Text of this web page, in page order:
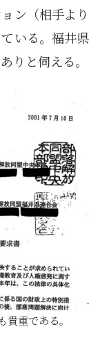
ン（相手より
いる。福井県
りと伺える。
重である。